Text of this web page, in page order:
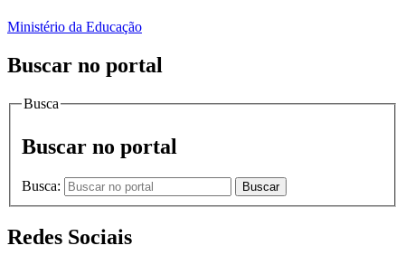
Ministério da Educação
Buscar no portal
Busca
Buscar no portal
Busca: Buscar
Redes Sociais